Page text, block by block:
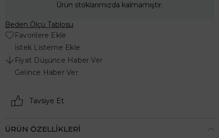
Ürün stoklarımızda kalmamıştır.
Beden Ölçü Tablosu
Favorilere Ekle
İstek Listeme Ekle
Fiyat Düşünce Haber Ver
Gelince Haber Ver
Tavsiye Et
ÜRÜN ÖZELLIKLERI